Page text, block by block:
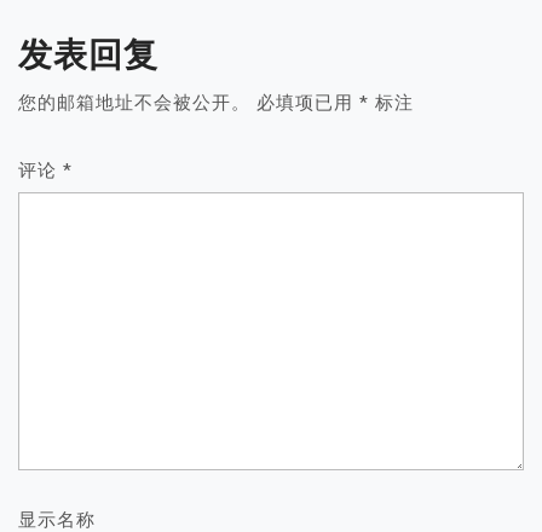
发表回复
您的邮箱地址不会被公开。 必填项已用 * 标注
评论 *
显示名称